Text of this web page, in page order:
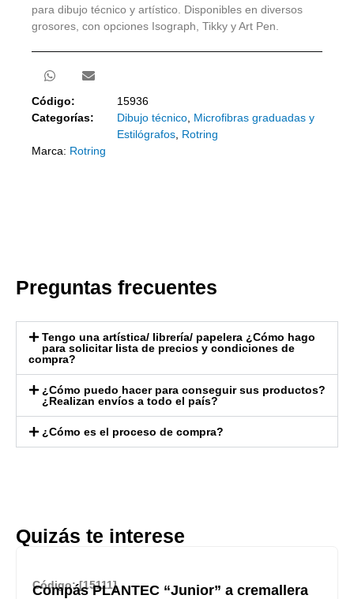
para dibujo técnico y artístico. Disponibles en diversos
grosores, con opciones Isograph, Tikky y Art Pen.
Código:
15936
Categorías:
Dibujo técnico, Microfibras graduadas y
Estilógrafos, Rotring
Marca: Rotring
Preguntas frecuentes
Tengo una artística/ librería/ papelera ¿Cómo hago
para solicitar lista de precios y condiciones de
compra?
¿Cómo puedo hacer para conseguir sus productos?
¿Realizan envíos a todo el país?
¿Cómo es el proceso de compra?
Quizás te interese
Código: [15111]
Compás PLANTEC “Junior” a cremallera